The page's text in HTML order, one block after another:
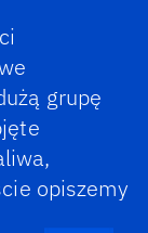
grupę
opiszemy